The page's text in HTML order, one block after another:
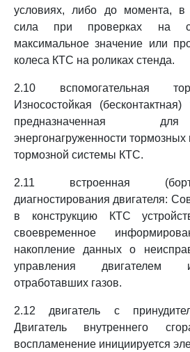
условиях, либо до момента, в
сила при проверках на
максимальное значение или
колеса КТС на роликах стенда.
2.10 вспомогательная
Износостойкая
предназначенная
энергонагруженности
тормозной системы КТС.
2.11 встроенная
диагностирования двигателя:
в конструкцию КТС
своевременное
накопление данных о
управления двигателем
отработавших газов.
2.12 двигатель с
Двигатель внутреннего
воспламенение инициируется